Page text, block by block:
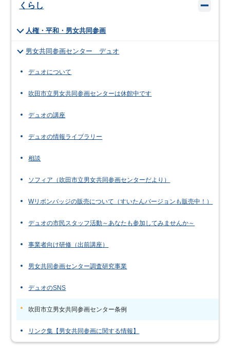
くらし
人権・平和・男女共同参画
男女共同参画センター デュオ
デュオについて
吹田市立男女共同参画センターは休館中です
デュオの講座
デュオの情報ライブラリー
相談
ソフィア（吹田市立男女共同参画センターだより）
Wリボンバッジの販売について（すいたんバージョンも販売中！）
デュオの市民スタッフ活動～あなたも参加してみませんか～
事業者向け研修（出前講座）
男女共同参画センター調査研究事業
デュオのSNS
吹田市立男女共同参画センター条例
リンク集【男女共同参画に関する情報】